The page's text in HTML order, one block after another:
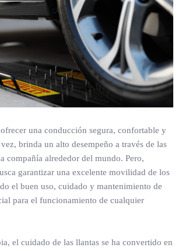
una conducción segura, confortable y
brinda un alto desempeño a través de las
compañía alrededor del mundo. Pero,
garantizar una excelente movilidad de los
el buen uso, cuidado y mantenimiento de
para el funcionamiento de cualquier
el cuidado de las llantas se ha convertido en